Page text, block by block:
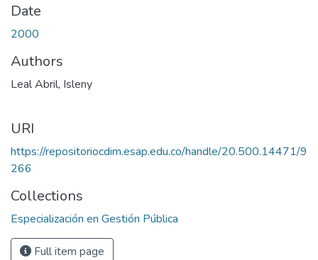
Date
2000
Authors
Leal Abril, Isleny
URI
https://repositoriocdim.esap.edu.co/handle/20.500.14471/9
266
Collections
Especialización en Gestión Pública
Full item page